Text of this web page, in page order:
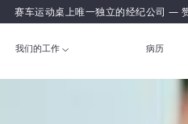
赛车运动桌上唯一独立的经纪公司 —
我们的工作 病历